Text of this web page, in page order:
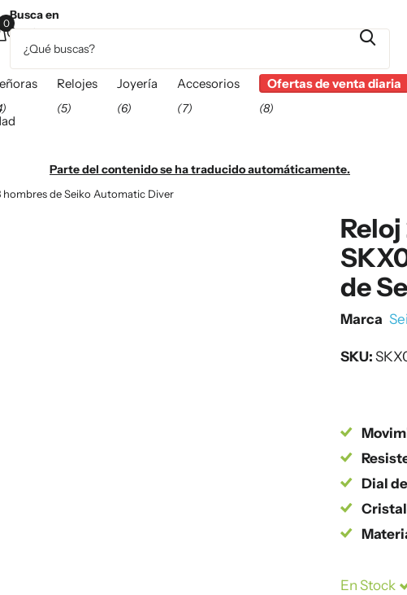
Busca en
Cesta
0
Relojes
(5)
Joyería
(6)
Accesorios
(7)
Ofertas de venta diaria
(8)
Parte del contenido se ha traducido automáticamente.
hombres de Seiko Automatic Diver
de
Marca
SKU:
Dial
En Stock